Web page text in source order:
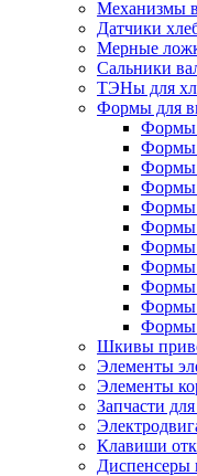
Механизмы
Датчики
Мерные
Сальники
ТЭНы для
Формы для
Формы
Формы
Формы
Формы
Формы
Формы
Формы
Формы
Формы
Формы
Формы
Шкивы
Элементы
Элементы
Запчасти
Клавиши
Диспенсеры